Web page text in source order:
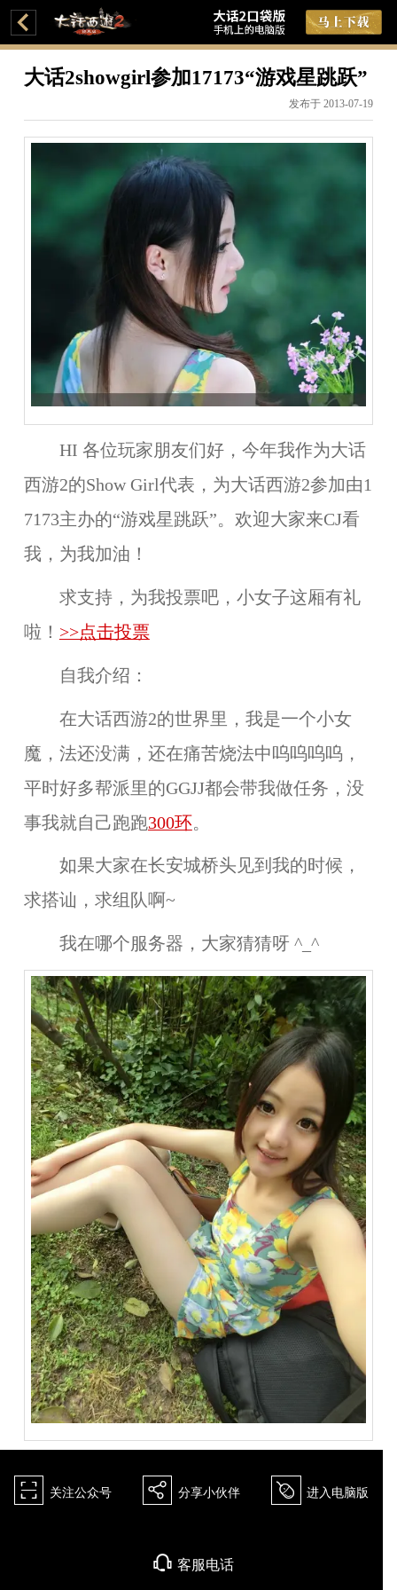
大话2showgirl参加17173“游戏星跳跃”
发布于 2013-07-19
HI 各位玩家朋友们好，今年我作为大话
西游2的Show Girl代表，为大话西游2参加由1
7173主办的“游戏星跳跃”。欢迎大家来CJ看
我，为我加油！
求支持，为我投票吧，小女子这厢有礼
啦！ >>点击投票
自我介绍：
在大话西游2的世界里，我是一个小女
魔，法还没满，还在痛苦烧法中呜呜呜呜，
平时好多帮派里的GGJJ都会带我做任务，没
事我就自己跑跑300环。
如果大家在长安城桥头见到我的时候，
求搭讪，求组队啊~
我在哪个服务器，大家猜猜呀 ^_^
򰀁 关注公众号 򰀂 分享小伙伴 򰀄 进入电脑版
򰀃 客服电话